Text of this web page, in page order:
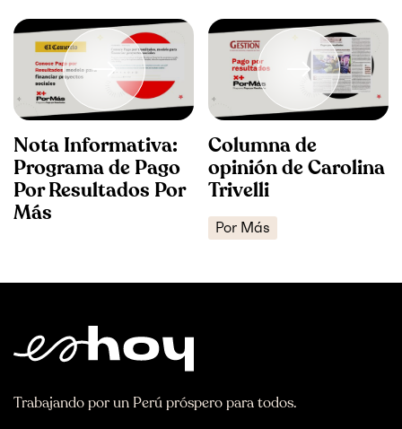
Nota Informativa:
Programa de Pago
Por Resultados Por
Más
Columna de
opinión de Carolina
Trivelli
Por Más
Trabajando por un Perú próspero para todos.